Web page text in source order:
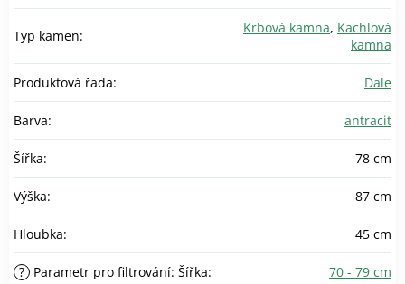
Typ kamen: Krbová kamna, Kachlová
kamna
Produktová řada: Dale
Barva: antracit
Šířka: 78 cm
Výška: 87 cm
Hloubka: 45 cm
? Parametr pro filtrování: Šířka: 70 - 79 cm